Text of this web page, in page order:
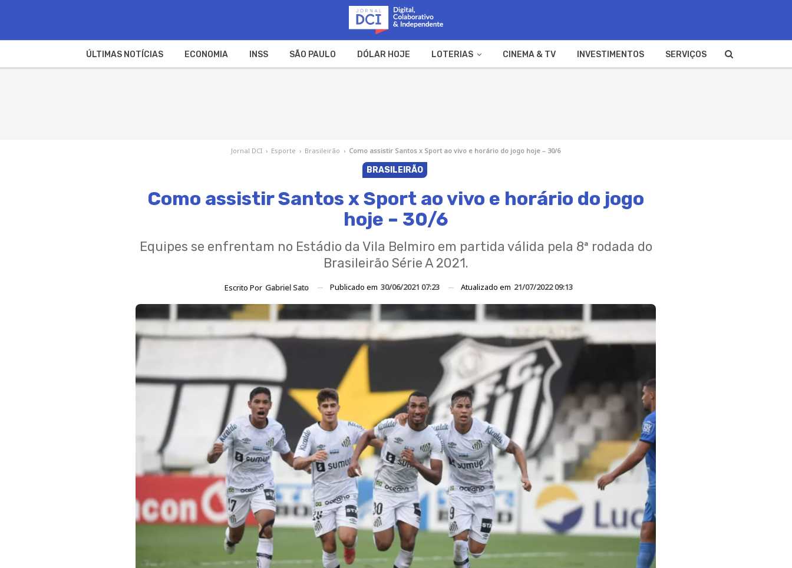
ÚLTIMAS NOTÍCIAS ECONOMIA INSS SÃO PAULO DÓLAR HOJE LOTERIAS CINEMA & TV INVESTIMENTOS SERVIÇOS
Jornal DCI › Esporte › Brasileirão › Como assistir Santos x Sport ao vivo e horário do jogo hoje – 30/6
BRASILEIRÃO
Como assistir Santos x Sport ao vivo e horário do jogo
hoje – 30/6
Equipes se enfrentam no Estádio da Vila Belmiro em partida válida pela 8ª rodada do
Brasileirão Série A 2021.
Escrito Por Gabriel Sato Publicado em 30/06/2021 07:23 Atualizado em 21/07/2022 09:13